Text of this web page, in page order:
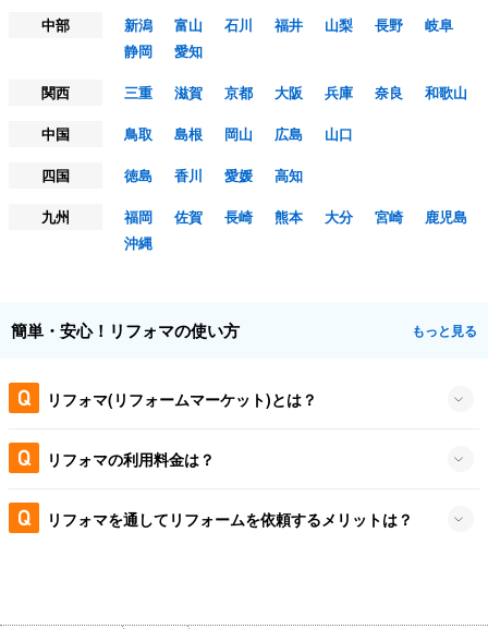
中部
新潟 富山 石川 福井 山梨 長野
岐阜
静岡
愛知
関西
三重 滋賀 京都 大阪 兵庫 奈良
和歌山
中国
鳥取 島根 岡山 広島
山口
四国
徳島 香川 愛媛
高知
九州
福岡 佐賀 長崎 熊本 大分 宮崎
鹿児島
沖縄
簡単・安心！リフォマの使い方 もっと見る
リフォマ(リフォームマーケット)とは？
リフォマの利用料金は？
リフォマを通してリフォームを依頼するメリットは？